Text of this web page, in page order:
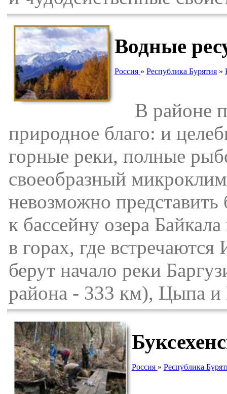
Водные
Россия » Республика Бурятия »
В районе
природное благо: и
горные реки, полные
своеобразный
невозможно
к бассейну озера
в горах, где
берут начало реки
района - 333 км), Цыпа и
Россия » Республика